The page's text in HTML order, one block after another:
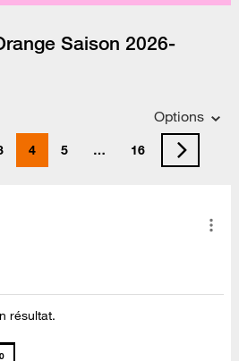
Saison 2026-
Options
4 5 … 16
résultat.
0